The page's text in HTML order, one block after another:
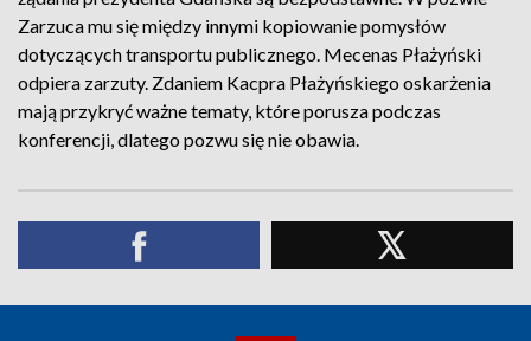
Zarzuca mu się między innymi kopiowanie pomysłów
dotyczących transportu publicznego. Mecenas Płażyński
odpiera zarzuty. Zdaniem Kacpra Płażyńskiego oskarżenia
mają przykryć ważne tematy, które porusza podczas
konferencji, dlatego pozwu się nie obawia.